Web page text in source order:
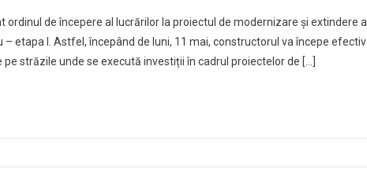
ordinul de începere al lucrărilor la proiectul de modernizare și extindere a
etapa I. Astfel, începând de luni, 11 mai, constructorul va începe efectiv
străzile unde se execută investiții în cadrul proiectelor de […]